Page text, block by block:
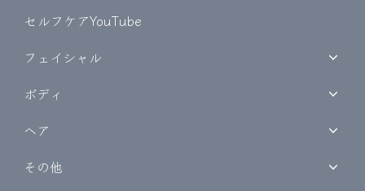
セルフケアYouTube
フェイシャル
ボディ
ヘア
その他